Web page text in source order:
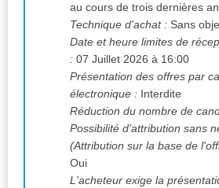
au cours de trois dernières
Technique d'achat : Sans
Date et heure limites de
: 07 Juillet 2026 à 16:00
Présentation des offres par
électronique : Interdite
Réduction du nombre de
Possibilité d'attribution sans
Oui
L'acheteur exige la